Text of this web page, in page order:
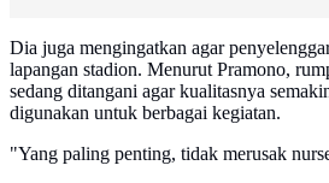
Dia juga mengingatkan agar
lapangan stadion. Menurut Pramono,
sedang ditangani agar kualitasnya
digunakan untuk berbagai kegiatan.
"Yang paling penting, tidak merusak